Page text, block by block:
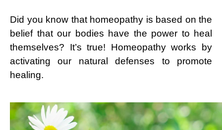
Did you know that homeopathy is based on the
belief that our bodies have the power to heal
themselves? It’s true! Homeopathy works by
activating our natural defenses to promote
healing.